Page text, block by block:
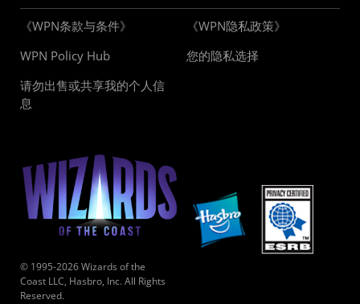
《WPN条款与条件》
《WPN隐私政策》
WPN Policy Hub
您的隐私选择
请勿出售或共享我的个人信
息
© 1995-2026 Wizards of the
Coast LLC, Hasbro, Inc. All Rights
Reserved.